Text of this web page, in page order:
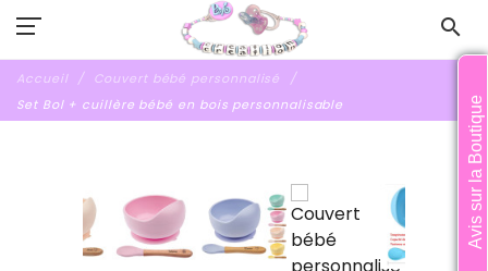
search
Accueil
Couvert bébé personnalisé
Set Bol + cuillère bébé en bois personnalisable
Avis sur la Boutique